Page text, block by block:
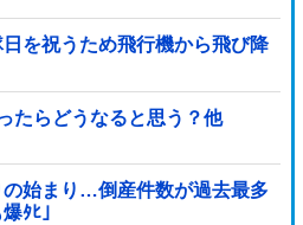
を祝うため飛行機から飛び降
たらどうなると思う？他
の始まり…倒産件数が過去最多
ﾀﾋ」